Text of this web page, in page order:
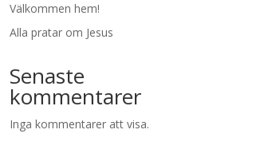
Välkommen hem!
Alla pratar om Jesus
Senaste
kommentarer
Inga kommentarer att visa.